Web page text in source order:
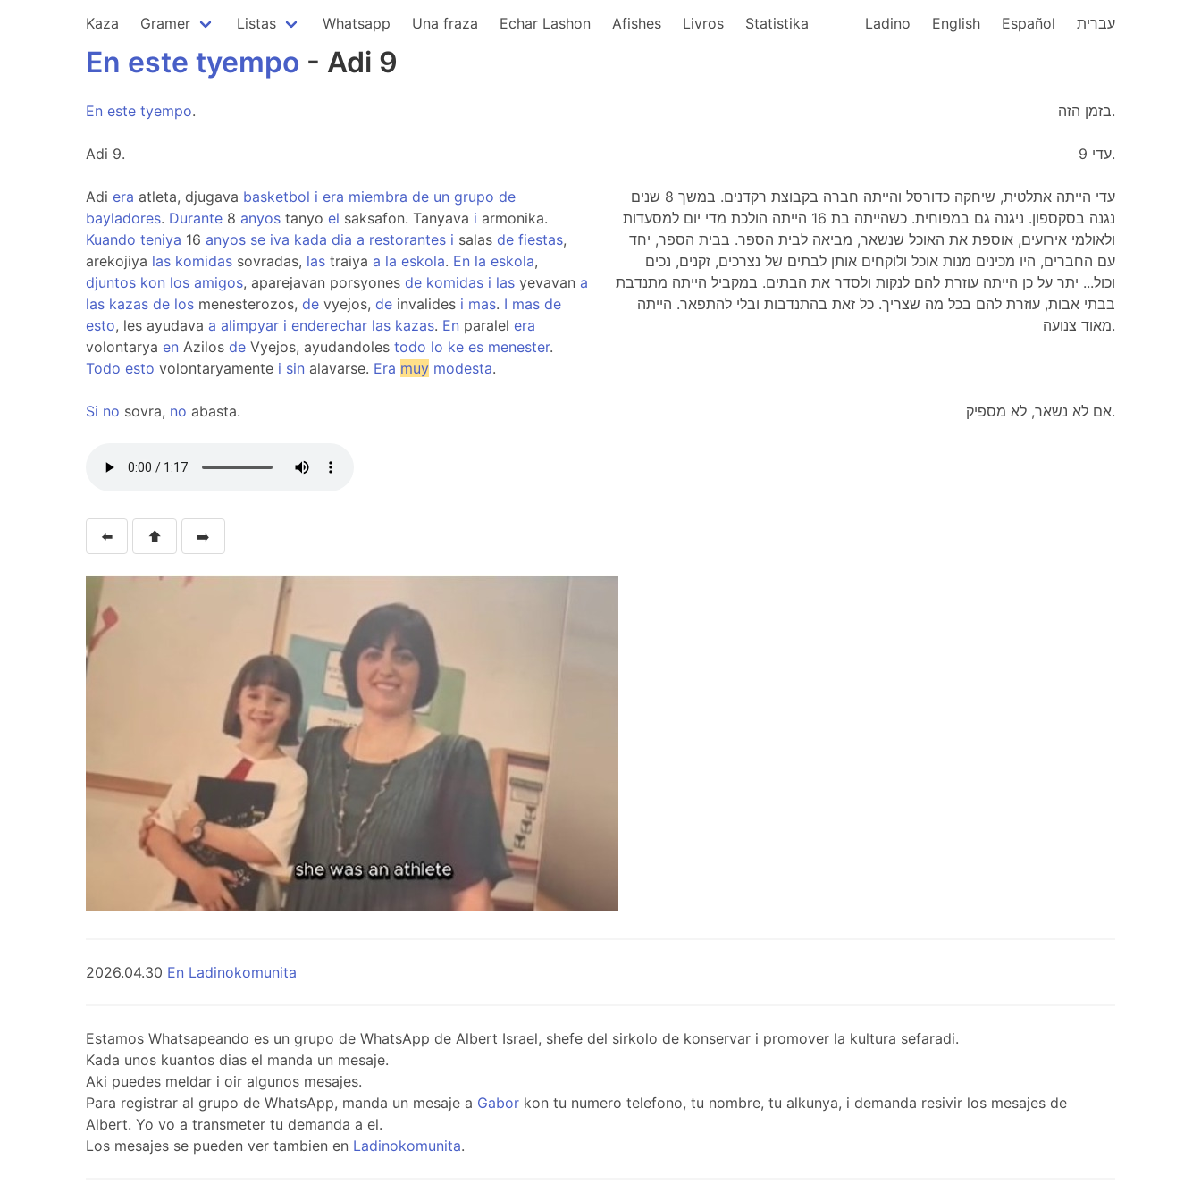
Kaza Gramer Listas Whatsapp Una fraza Echar Lashon Afishes Livros Statistika Ladino English Español עברית
En este tyempo - Adi 9
En este tyempo. בזמן הזה.
Adi 9. עדי 9.
Adi era atleta, djugava basketbol i era miembra de un grupo de
bayladores. Durante 8 anyos tanyo el saksafon. Tanyava i armonika.
Kuando teniya 16 anyos se iva kada dia a restorantes i salas de fiestas,
arekojiya las komidas sovradas, las traiya a la eskola. En la eskola,
djuntos kon los amigos, aparejavan porsyones de komidas i las yevavan a
las kazas de los menesterozos, de vyejos, de invalides i mas. I mas de
esto, les ayudava a alimpyar i enderechar las kazas. En paralel era
volontarya en Azilos de Vyejos, ayudandoles todo lo ke es menester.
Todo esto volontaryamente i sin alavarse. Era muy modesta.
עדי הייתה אתלטית, שיחקה כדורסל והייתה חברה בקבוצת רקדנים. במשך 8 שנים
נגנה בסקספון. ניגנה גם במפוחית. כשהייתה בת 16 הייתה הולכת מדי יום למסעדות
ולאולמי אירועים, אוספת את האוכל שנשאר, מביאה לבית הספר. בבית הספר, יחד
עם החברים, היו מכינים מנות אוכל ולוקחים אותן לבתים של נצרכים, זקנים, נכים
וכול... יתר על כן הייתה עוזרת להם לנקות ולסדר את הבתים. במקביל הייתה מתנדבת
בבתי אבות, עוזרת להם בכל מה שצריך. כל זאת בהתנדבות ובלי להתפאר. הייתה
מאוד צנועה.
Si no sovra, no abasta. אם לא נשאר, לא מספיק.
⬅️ ⬆️ ➡️
2026.04.30 En Ladinokomunita
Estamos Whatsapeando es un grupo de WhatsApp de Albert Israel, shefe del sirkolo de konservar i promover la kultura sefaradi.
Kada unos kuantos dias el manda un mesaje.
Aki puedes meldar i oir algunos mesajes.
Para registrar al grupo de WhatsApp, manda un mesaje a Gabor kon tu numero telefono, tu nombre, tu alkunya, i demanda resivir los mesajes de
Albert. Yo vo a transmeter tu demanda a el.
Los mesajes se pueden ver tambien en Ladinokomunita.